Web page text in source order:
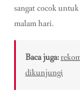
sangat cocok
malam hari.
Baca juga:
dikunjungi